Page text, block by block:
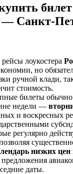
билет
Санкт-
лоукостера
но
ручной клади,
стоимость.
билеты обычно
недели —
и воскресных
регулярно
низких цен
даты.